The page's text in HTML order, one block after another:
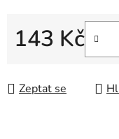
143 Kč
Zeptat se